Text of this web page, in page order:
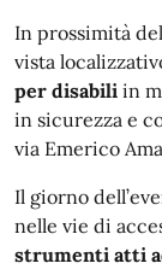
In prossimità
vista
per disabili in
in sicurezza e
via Emerico
Il giorno
nelle vie di
strumenti atti